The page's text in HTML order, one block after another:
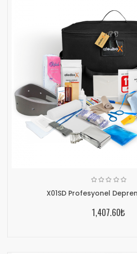
X01SD Profesyonel
1,407.60₺